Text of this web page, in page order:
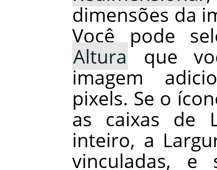
dimensões da
Você pode
Altura que
imagem
pixels. Se o
as caixas de
inteiro, a
vinculadas, e